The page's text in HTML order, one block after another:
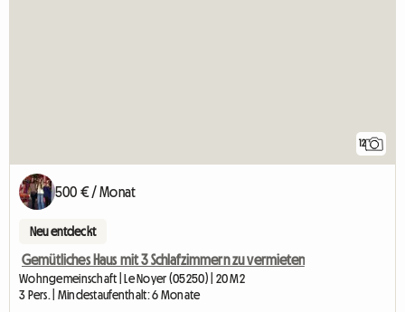
12
500 € / Monat
Neu entdeckt
Gemütliches Haus mit 3 Schlafzimmern zu vermieten
Wohngemeinschaft | Le Noyer (05250) | 20 M2
3 Pers. | Mindestaufenthalt: 6 Monate